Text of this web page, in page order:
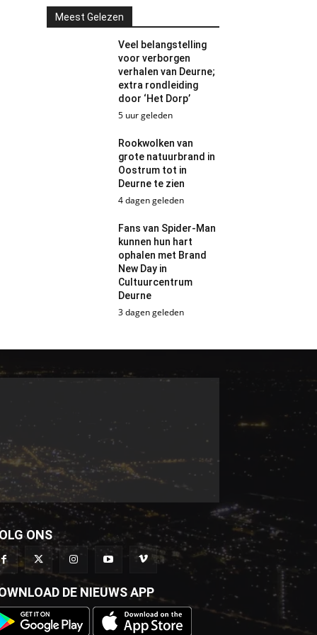
Meest Gelezen
Veel belangstelling
voor verborgen
verhalen van Deurne;
extra rondleiding
door ‘Het Dorp’
5 uur geleden
Rookwolken van
grote natuurbrand in
Oostrum tot in
Deurne te zien
4 dagen geleden
Fans van Spider-Man
kunnen hun hart
ophalen met Brand
New Day in
Cultuurcentrum
Deurne
3 dagen geleden
ONS
DE NIEUWS APP